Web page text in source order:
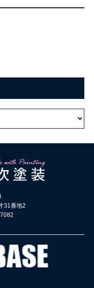
31番地2